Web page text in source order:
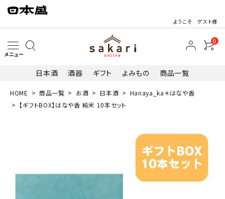
ようこそ ゲスト様
メニュー
0
日本酒 酒器 ギフト よみもの 商品一覧
HOME 商品一覧 お酒 日本酒
Hanaya_ka＊はなや香
【ギフトBOX】はなや香 純米 10本セット